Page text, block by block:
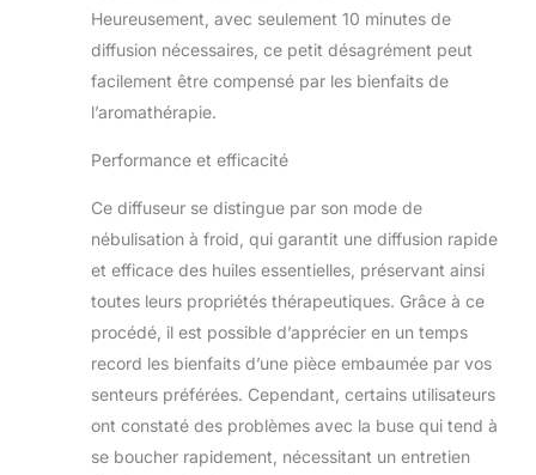
Heureusement, avec seulement 10 minutes de
diffusion nécessaires, ce petit désagrément peut
facilement être compensé par les bienfaits de
l’aromathérapie.
Performance et efficacité
Ce diffuseur se distingue par son mode de
nébulisation à froid, qui garantit une diffusion rapide
et efficace des huiles essentielles, préservant ainsi
toutes leurs propriétés thérapeutiques. Grâce à ce
procédé, il est possible d’apprécier en un temps
record les bienfaits d’une pièce embaumée par vos
senteurs préférées. Cependant, certains utilisateurs
ont constaté des problèmes avec la buse qui tend à
se boucher rapidement, nécessitant un entretien